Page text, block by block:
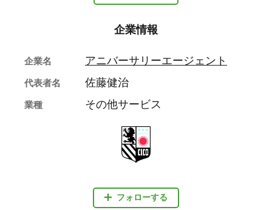
企業情報
フォローする
企業名 アニバーサリーエージェント
代表者名 佐藤健治
業種 その他サービス